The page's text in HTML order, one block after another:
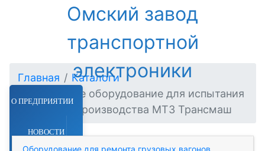
Омский завод
транспортной
электроники
О ПРЕДПРИЯТИИ
НОВОСТИ
Главная
Каталоги
Стендовое оборудование для испытания
приборов производства МТЗ Трансмаш
Оборудование для ремонта грузовых вагонов